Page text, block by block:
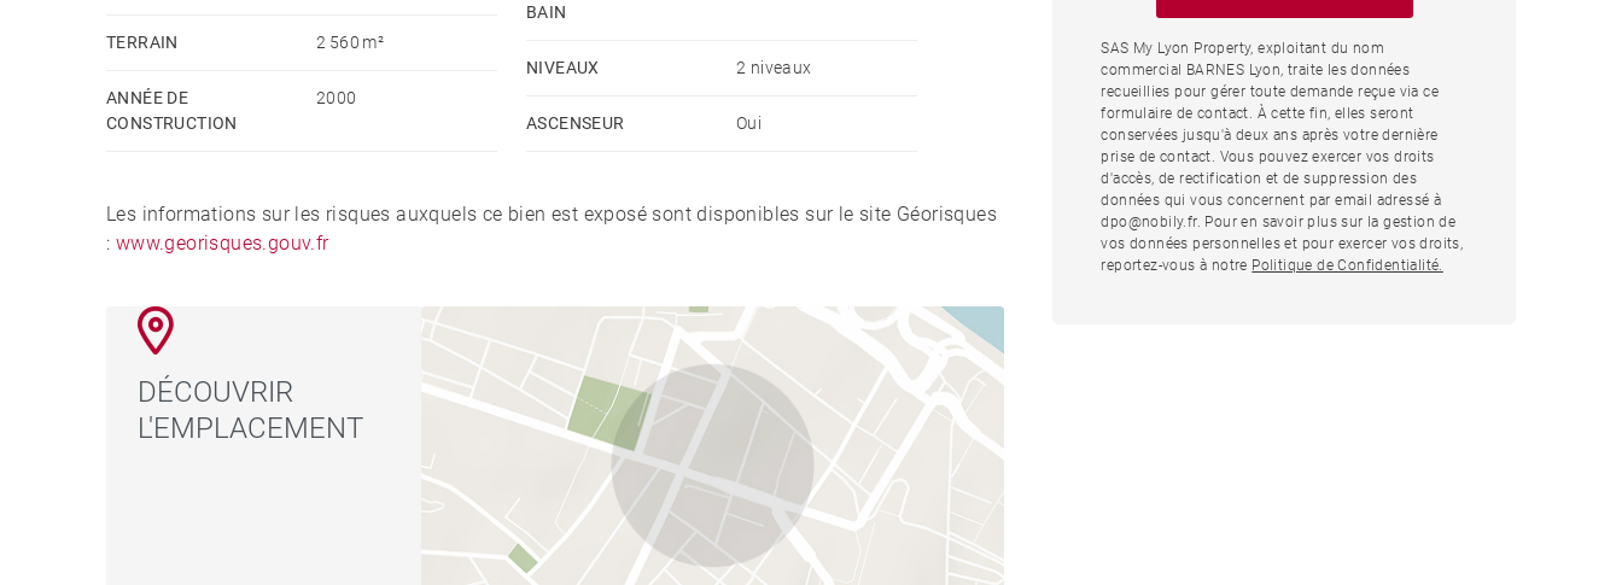
Honoraires à la charge du vendeur - Montant moyen de la quote-part de charges courantes 2,320.18
€/an - Les informations sur les risques auxquels ce bien est exposé sont disponibles sur le site
Géorisques : www.georisques.gouv.fr - Véronique MOURADIAN - Agent commercial - EI - RSAC Lyon
887 982 049
TERRAIN 2 560 m²
ANNÉE DE
CONSTRUCTION
2000
BAIN
NIVEAUX 2 niveaux
ASCENSEUR Oui
Les informations sur les risques auxquels ce bien est exposé sont disponibles sur le site Géorisques
: www.georisques.gouv.fr
DÉCOUVRIR
L'EMPLACEMENT
SAS My Lyon Property, exploitant du nom
commercial BARNES Lyon, traite les données
recueillies pour gérer toute demande reçue via ce
formulaire de contact. À cette fin, elles seront
conservées jusqu'à deux ans après votre dernière
prise de contact. Vous pouvez exercer vos droits
d'accès, de rectification et de suppression des
données qui vous concernent par email adressé à
dpo@nobily.fr. Pour en savoir plus sur la gestion de
vos données personnelles et pour exercer vos droits,
reportez-vous à notre Politique de Confidentialité.